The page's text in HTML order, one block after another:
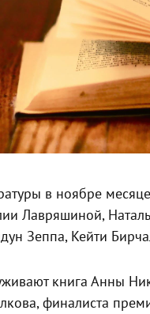
в ноябре
Лавряшиной,
Зеппа, Кейти
книга Анны
финалиста